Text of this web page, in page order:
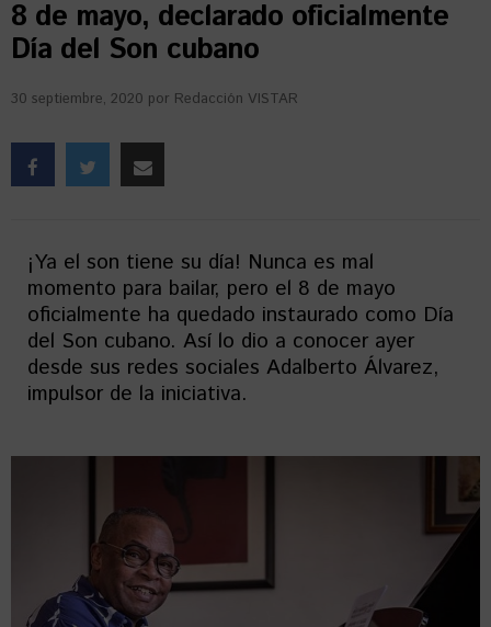
8 de mayo, declarado oficialmente
Día del Son cubano
30 septiembre, 2020 por Redacción VISTAR
¡Ya el son tiene su día! Nunca es mal
momento para bailar, pero el 8 de mayo
oficialmente ha quedado instaurado como Día
del Son cubano. Así lo dio a conocer ayer
desde sus redes sociales Adalberto Álvarez,
impulsor de la iniciativa.